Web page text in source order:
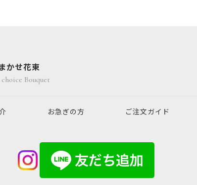
かせ花束
choice Bouquet
お急ぎの方 ご注文ガイド